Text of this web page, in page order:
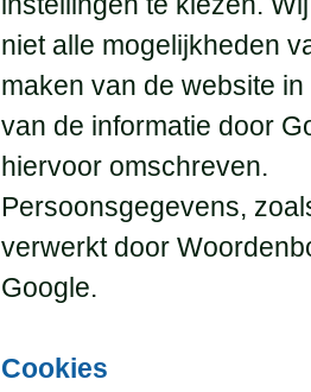
niet alle mogelijkheden
maken van de website
van de informatie door
hiervoor omschreven.
Persoonsgegevens,
verwerkt door
Google.
Cookies